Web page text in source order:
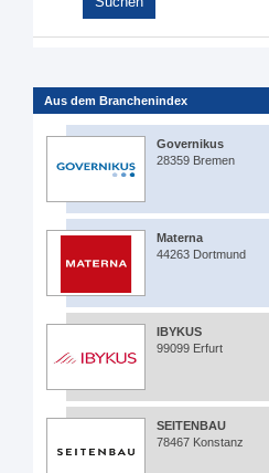
Aus dem Branchenindex
Governikus
28359 Bremen
Materna
44263 Dortmund
IBYKUS
99099 Erfurt
SEITENBAU
78467 Konstanz